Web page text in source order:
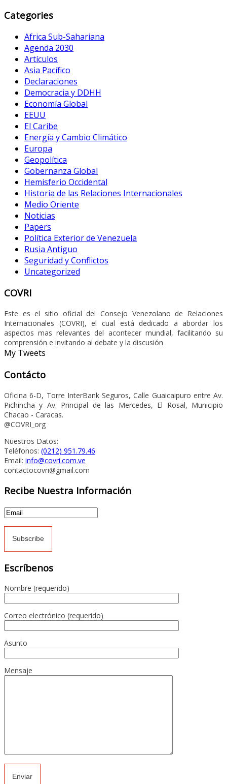
Categories
Africa Sub-Sahariana
Agenda 2030
Artículos
Asia Pacífico
Declaraciones
Democracia y DDHH
Economía Global
EEUU
El Caribe
Energía y Cambio Climático
Europa
Geopolítica
Gobernanza Global
Hemisferio Occidental
Historia de las Relaciones Internacionales
Medio Oriente
Noticias
Papers
Política Exterior de Venezuela
Rusia Antiguo
Seguridad y Conflictos
Uncategorized
COVRI
Este es el sitio oficial del Consejo Venezolano de Relaciones
Internacionales (COVRI), el cual está dedicado a abordar los
aspectos mas relevantes del acontecer mundial, facilitando su
comprensión e invitando al debate y la discusión
My Tweets
Contácto
Oficina 6-D, Torre InterBank Seguros, Calle Guaicaipuro entre Av.
Pichincha y Av. Principal de las Mercedes, El Rosal, Municipio
Chacao - Caracas.
@COVRI_org
Nuestros Datos:
Teléfonos: (0212) 951.79.46
Email: info@covri.com.ve
contactocovri@gmail.com
Recibe Nuestra Información
Escríbenos
Nombre (requerido)
Correo electrónico (requerido)
Asunto
Mensaje